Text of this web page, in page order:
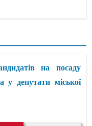
на посаду
у депутати міської